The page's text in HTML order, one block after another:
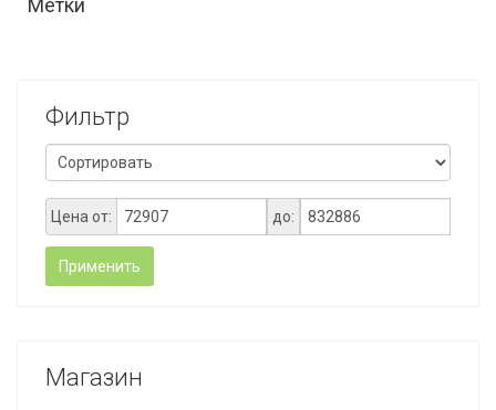
Метки
Фильтр
Цена от: до:
Применить
Магазин